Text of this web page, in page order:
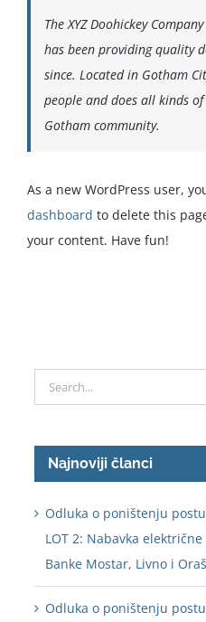
The XYZ Doohickey
has been providing quality
since. Located in Gotham
people and does all kinds
Gotham community.
As a new WordPress user,
dashboard to delete this
your content. Have fun!
Search
for:
Najnoviji članci
Odluka o poništenju
LOT 2: Nabavka
Banke Mostar, Livno i
Odluka o poništenju